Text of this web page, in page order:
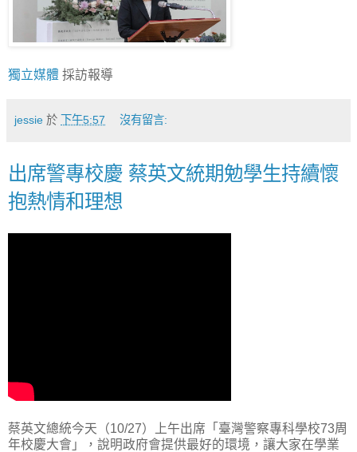
獨立媒體 採訪報導
jessie 於 下午5:57 沒有留言:
出席警專校慶 蔡英文統期勉學生持續懷
抱熱情和理想
蔡英文總統今天（10/27）上午出席「臺灣警察專科學校73周
年校慶大會」，說明政府會提供最好的環境，讓大家在學業